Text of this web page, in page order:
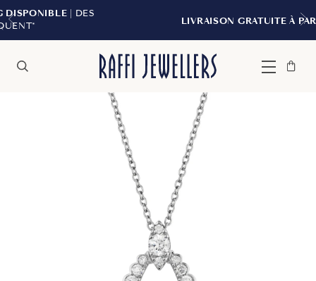
LIVRAISON GRATUITE À PARTIR DE 299 $*
Menu
Sac
Fermer